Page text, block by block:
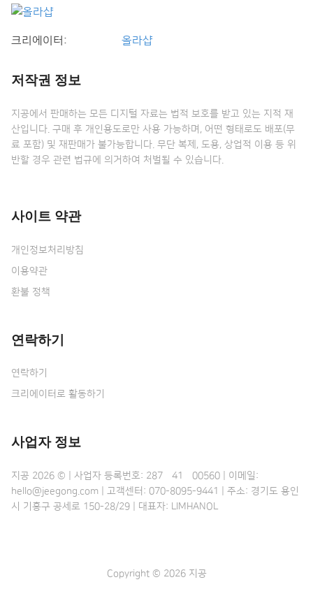
크리에이터: 올라샵
저작권 정보
지공에서 판매하는 모든 디지털 자료는 법적 보호를 받고 있는 지적 재
산입니다. 구매 후 개인용도로만 사용 가능하며, 어떤 형태로도 배포(무
료 포함) 및 재판매가 불가능합니다. 무단 복제, 도용, 상업적 이용 등 위
반할 경우 관련 법규에 의거하여 처벌될 수 있습니다.
사이트 약관
개인정보처리방침
이용약관
환불 정책
연락하기
연락하기
크리에이터로 활동하기
사업자 정보
지공 2026 © | 사업자 등록번호: 287•41•00560 | 이메일:
hello@jeegong.com | 고객센터: 070-8095-9441 | 주소: 경기도 용인
시 기흥구 공세로 150-28/29 | 대표자: LIMHANOL
Copyright © 2026 지공